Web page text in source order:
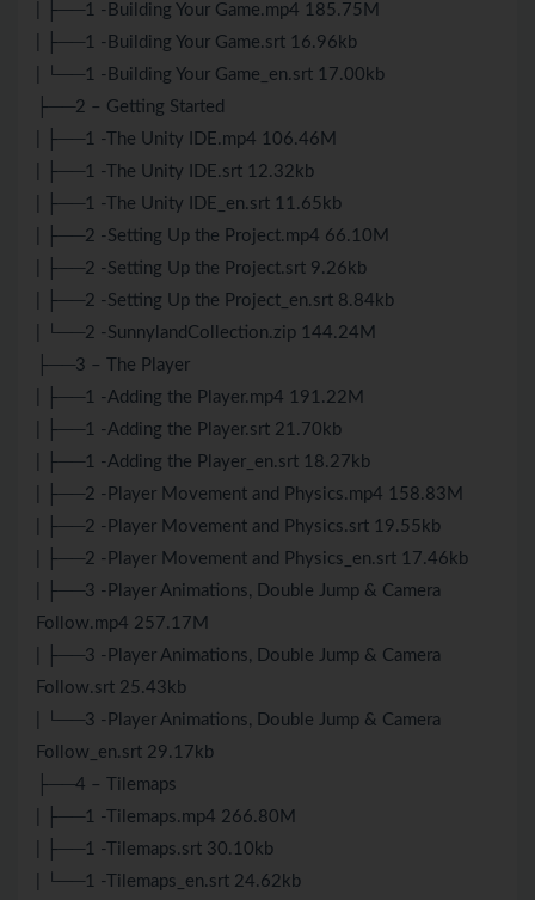
| ├──1 -Building Your Game.mp4 185.75M
| ├──1 -Building Your Game.srt 16.96kb
| └──1 -Building Your Game_en.srt 17.00kb
├──2 – Getting Started
| ├──1 -The Unity IDE.mp4 106.46M
| ├──1 -The Unity IDE.srt 12.32kb
| ├──1 -The Unity IDE_en.srt 11.65kb
| ├──2 -Setting Up the Project.mp4 66.10M
| ├──2 -Setting Up the Project.srt 9.26kb
| ├──2 -Setting Up the Project_en.srt 8.84kb
| └──2 -SunnylandCollection.zip 144.24M
├──3 – The Player
| ├──1 -Adding the Player.mp4 191.22M
| ├──1 -Adding the Player.srt 21.70kb
| ├──1 -Adding the Player_en.srt 18.27kb
| ├──2 -Player Movement and Physics.mp4 158.83M
| ├──2 -Player Movement and Physics.srt 19.55kb
| ├──2 -Player Movement and Physics_en.srt 17.46kb
| ├──3 -Player Animations, Double Jump & Camera
Follow.mp4 257.17M
| ├──3 -Player Animations, Double Jump & Camera
Follow.srt 25.43kb
| └──3 -Player Animations, Double Jump & Camera
Follow_en.srt 29.17kb
├──4 – Tilemaps
| ├──1 -Tilemaps.mp4 266.80M
| ├──1 -Tilemaps.srt 30.10kb
| └──1 -Tilemaps_en.srt 24.62kb